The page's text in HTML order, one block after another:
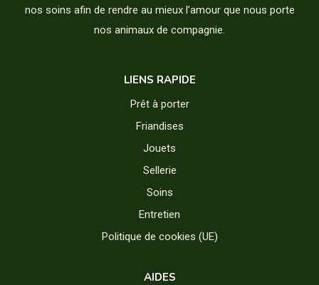
nos soins afin de rendre au mieux l’amour que nous porte
nos animaux de compagnie.
LIENS RAPIDE
Prêt à porter
Friandises
Jouets
Sellerie
Soins
Entretien
Politique de cookies (UE)
AIDES